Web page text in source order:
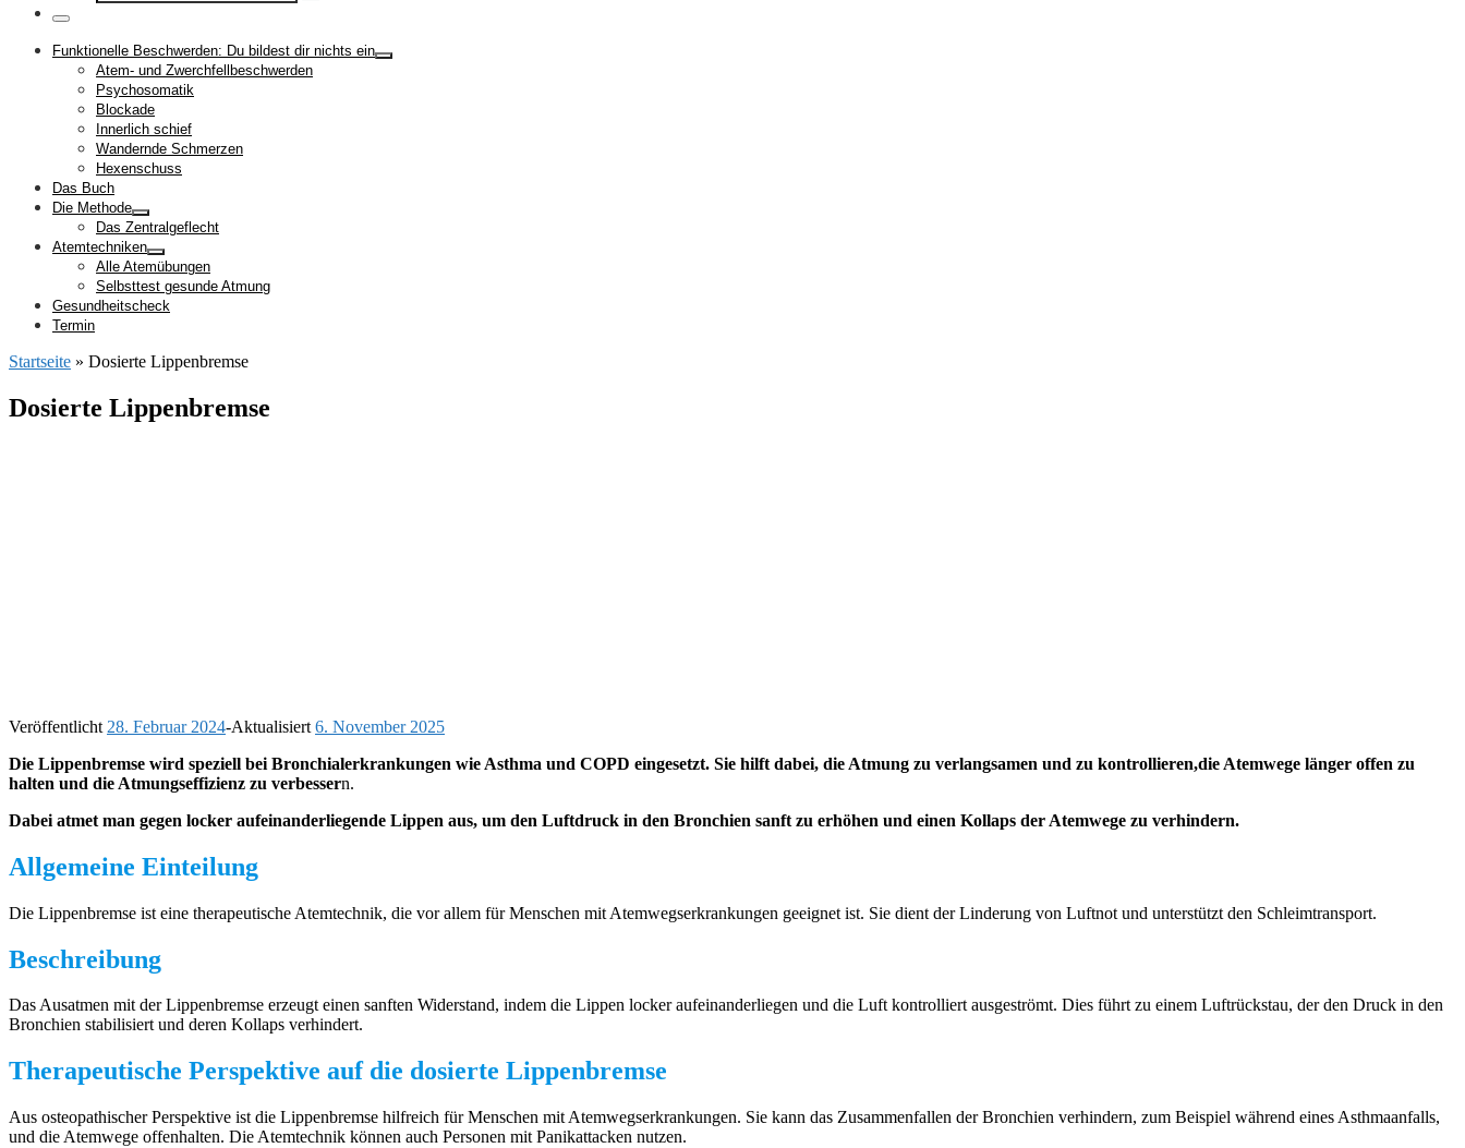
Suche
Menü
Funktionelle Beschwerden: Du bildest dir nichts ein
Atem- und Zwerchfellbeschwerden
Psychosomatik
Blockade
Innerlich schief
Wandernde Schmerzen
Hexenschuss
Das Buch
Die Methode
Das Zentralgeflecht
Atemtechniken
Alle Atemübungen
Selbsttest gesunde Atmung
Gesundheitscheck
Termin
Startseite » Dosierte Lippenbremse
Dosierte Lippenbremse
Veröffentlicht 28. Februar 2024-Aktualisiert 6. November 2025
Die Lippenbremse wird speziell bei Bronchialerkrankungen wie Asthma und COPD eingesetzt. Sie hilft dabei, die Atmung zu verlangsamen und zu kontrollieren,die Atemwege länger offen zu
halten und die Atmungseffizienz zu verbessern.
Dabei atmet man gegen locker aufeinanderliegende Lippen aus, um den Luftdruck in den Bronchien sanft zu erhöhen und einen Kollaps der Atemwege zu verhindern.
Allgemeine Einteilung
Die Lippenbremse ist eine therapeutische Atemtechnik, die vor allem für Menschen mit Atemwegserkrankungen geeignet ist. Sie dient der Linderung von Luftnot und unterstützt den Schleimtransport.
Beschreibung
Das Ausatmen mit der Lippenbremse erzeugt einen sanften Widerstand, indem die Lippen locker aufeinanderliegen und die Luft kontrolliert ausgeströmt. Dies führt zu einem Luftrückstau, der den Druck in den
Bronchien stabilisiert und deren Kollaps verhindert.
Therapeutische Perspektive auf die dosierte Lippenbremse
Aus osteopathischer Perspektive ist die Lippenbremse hilfreich für Menschen mit Atemwegserkrankungen. Sie kann das Zusammenfallen der Bronchien verhindern, zum Beispiel während eines Asthmaanfalls,
und die Atemwege offenhalten. Die Atemtechnik können auch Personen mit Panikattacken nutzen.